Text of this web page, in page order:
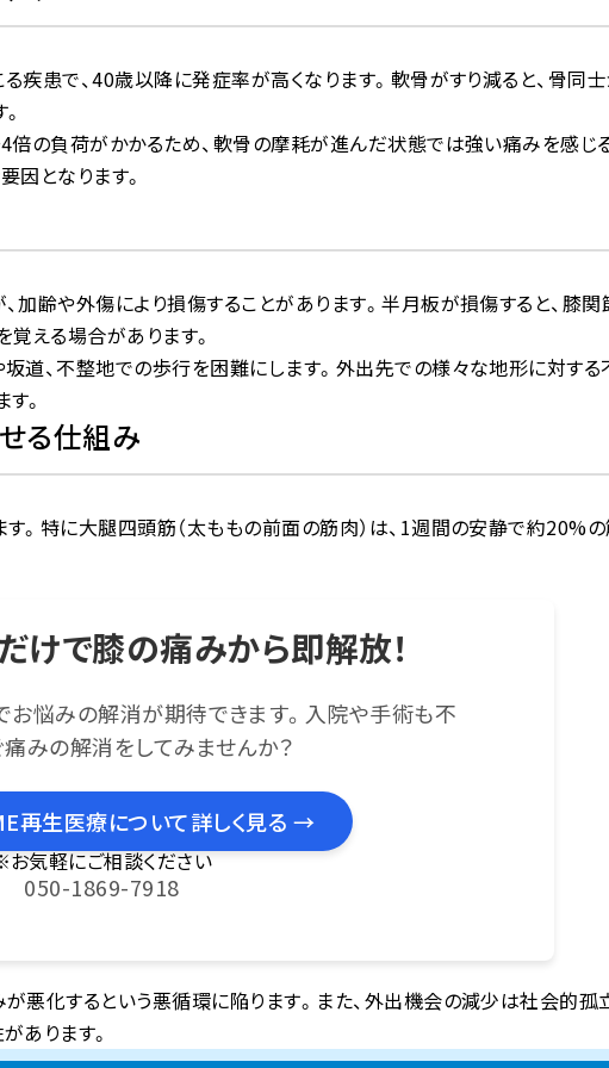
疾患で、40歳以降に発症率が高くなります。軟骨がすり減ると、骨同
の負荷がかかるため、軟骨の摩耗が進んだ状態では強い痛みを感じ
因となります。
加齢や外傷により損傷することがあります。半月板が損傷すると、膝
える場合があります。
道、不整地での歩行を困難にします。外出先での様々な地形に対する
。
る仕組み
。特に大腿四頭筋（太ももの前面の筋肉）は、1週間の安静で約20%
けで膝の痛みから即解放！
お悩みの解消が期待できます。入院や手術も不
痛みの解消をしてみませんか？
再生医療について詳しく見る →
気軽にご相談ください
050-1869-7918
悪化するという悪循環に陥ります。また、外出機会の減少は社会的孤
あります。